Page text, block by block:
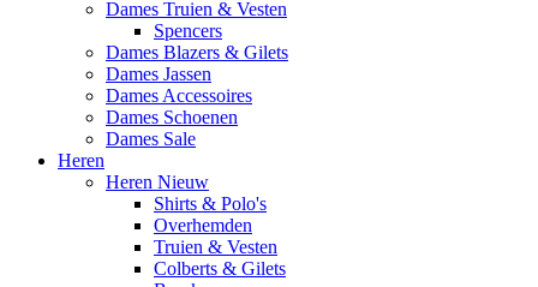
Dames Truien & Vesten
Spencers
Dames Blazers & Gilets
Dames Jassen
Dames Accessoires
Dames Schoenen
Dames Sale
Heren
Heren Nieuw
Shirts & Polo's
Overhemden
Truien & Vesten
Colberts & Gilets